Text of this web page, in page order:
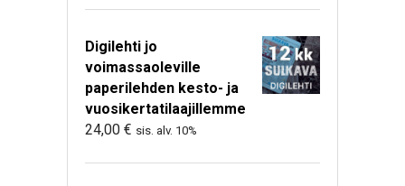
Digilehti jo
voimassaoleville
paperilehden kesto- ja
vuosikertatilaajillemme
24,00 € sis. alv. 10%